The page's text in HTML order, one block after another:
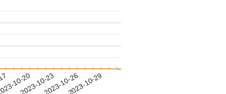
10-20
2023-10-232023-10-262023-10-29